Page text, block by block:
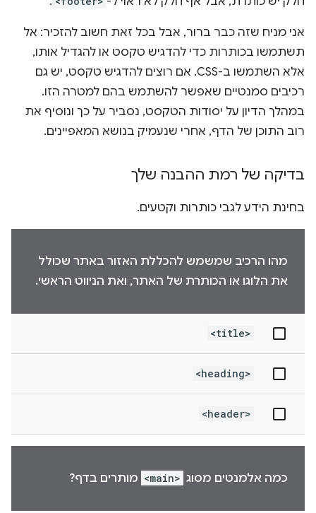
אני מניח שזה כבר ברור, אבל בכל זאת חשוב להזכיר: אל
תשתמשו בכותרות כדי להדגיש טקסט או להגדיל אותו,
אלא השתמשו ב-CSS. אם רוצים להדגיש טקסט, יש גם
רכיבים סמנטיים שאפשר להשתמש בהם למטרה הזו.
במהלך הדיון על יסודות הטקסט, נסביר על כך ונוסיף את
רוב התוכן של הדף, אחרי שנעמיק בנושא המאפיינים.
בדיקה של רמת ההבנה שלך
בחינת הידע לגבי כותרות וקטעים.
מהו הרכיב שמשמש להכללת האזור באתר שכולל
את הלוגו או הכותרת של האתר, ואת הניווט הראשי.
<title>
<heading>
<header>
כמה אלמנטים מסוג <main> מותרים בדף?